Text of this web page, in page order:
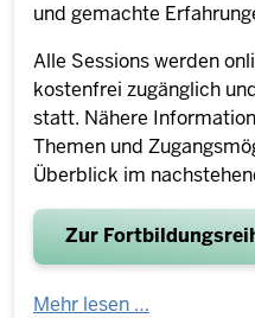
und gemachte
Alle Sessions werden
kostenfrei zugänglich
statt. Nähere
Themen und
Überblick im
Zur
Mehr lesen …